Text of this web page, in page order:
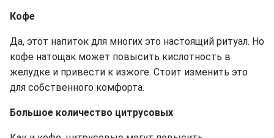
Кофе
Да, этот напиток для многих это настоящий ритуал. Но
кофе натощак может повысить кислотность в
желудке и привести к изжоге. Стоит изменить это
для собственного комфорта.
Большое количество цитрусовых